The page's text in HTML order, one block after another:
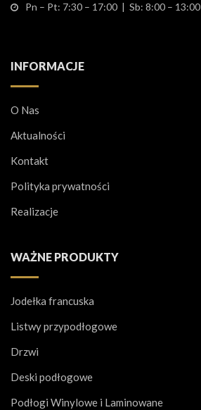
Pn – Pt: 7:30 – 17:00 | Sb: 8:00 – 13:00
INFORMACJE
O Nas
Aktualności
Kontakt
Polityka prywatności
Realizacje
WAŻNE PRODUKTY
Jodełka francuska
Listwy przypodłogowe
Drzwi
Deski podłogowe
Podłogi Winylowe i Laminowane